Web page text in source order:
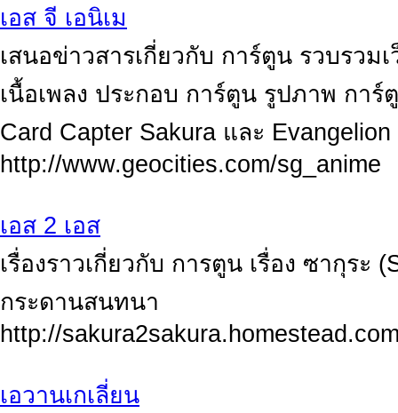
เอส จี เอนิเม
เสนอข่าวสารเกี่ยวกับ การ์ตูน รวบรวม
เนื้อเพลง ประกอบ การ์ตูน รูปภาพ การ์
Card Capter Sakura และ Evangelion
http://www.geocities.com/sg_anime
เอส 2 เอส
เรื่องราวเกี่ยวกับ การตูน เรื่อง ซากุระ
กระดานสนทนา
http://
เอวานเกเลี่ยน